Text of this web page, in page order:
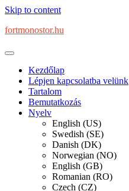
Skip to content
fortmonostor.hu
Kezdőlap
Lépjen kapcsolatba velünk
Tartalom
Bemutatkozás
Nyelv
English (US)
Swedish (SE)
Danish (DK)
Norwegian (NO)
English (GB)
Romanian (RO)
Czech (CZ)